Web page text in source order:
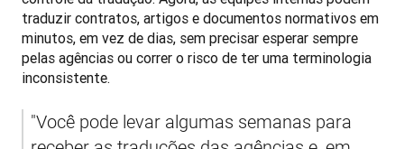
traduzir contratos, artigos e documentos normativos em
minutos, em vez de dias, sem precisar esperar sempre
pelas agências ou correr o risco de ter uma terminologia
inconsistente.
"Você pode levar algumas semanas para